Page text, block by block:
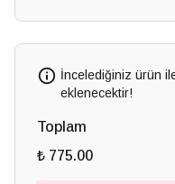
İncelediğiniz ürün
eklenecektir!
Toplam
₺ 775.00